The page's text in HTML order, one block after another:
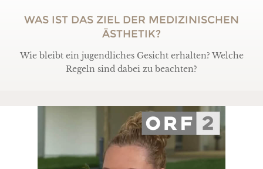
WAS IST DAS ZIEL DER MEDIZINISCHEN
ÄSTHETIK?
Wie bleibt ein jugendliches Gesicht erhalten? Welche
Regeln sind dabei zu beachten?